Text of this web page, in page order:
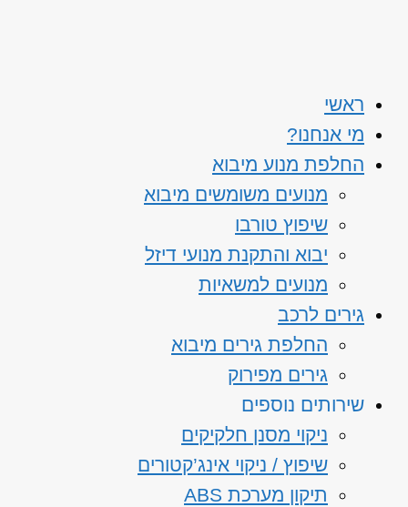
ראשי
מי אנחנו?
החלפת מנוע מיבוא
מנועים משומשים מיבוא
שיפוץ טורבו
יבוא והתקנת מנועי דיזל
מנועים למשאיות
גירים לרכב
החלפת גירים מיבוא
גירים מפירוק
שירותים נוספים
ניקוי מסנן חלקיקים
שיפוץ / ניקוי אינג’קטורים
תיקון מערכת ABS